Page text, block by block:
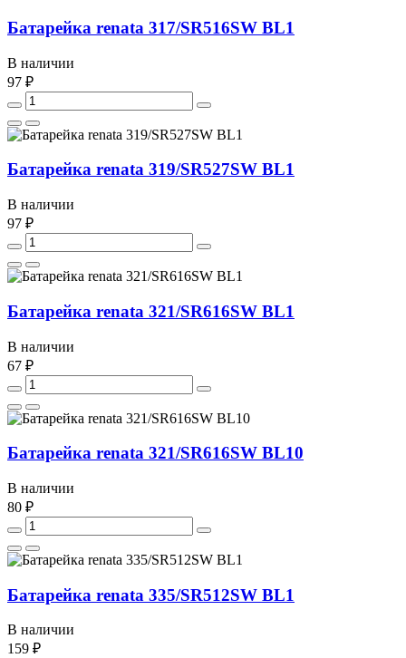
Батарейка renata 317/SR516SW BL1
В наличии
97 ₽
Батарейка renata 319/SR527SW BL1
В наличии
97 ₽
Батарейка renata 321/SR616SW BL1
В наличии
67 ₽
Батарейка renata 321/SR616SW BL10
В наличии
80 ₽
Батарейка renata 335/SR512SW BL1
В наличии
159 ₽